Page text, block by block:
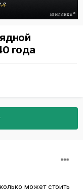
года
может стоить